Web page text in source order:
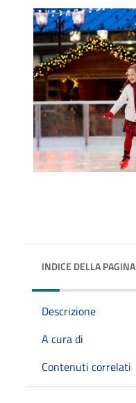
INDICE DELLA PAGINA
Descrizione
A cura di
Contenuti correlati